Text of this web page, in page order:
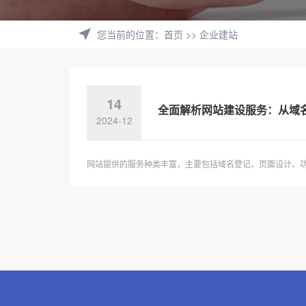
您当前的位置： 首页 >> 企业建站
14
2024-12
全面解析网站建设服务：从域
网站提供的服务种类丰富，主要包括域名登记、页面设计